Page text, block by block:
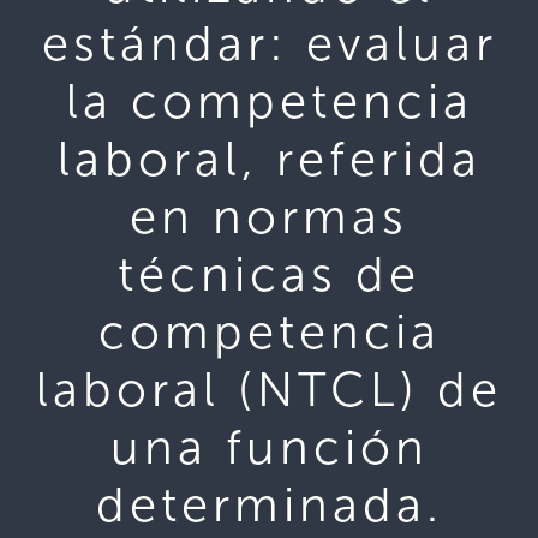
estándar: evaluar
la competencia
laboral, referida
en normas
técnicas de
competencia
laboral (NTCL) de
una función
determinada.